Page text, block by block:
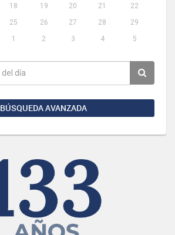
18 19 20 21
22
25 26 27 28
29
1 2 3 4 5
BÚSQUEDA AVANZADA